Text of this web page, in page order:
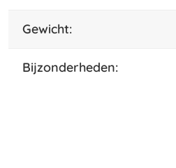
gewicht:
bijzonderheden: